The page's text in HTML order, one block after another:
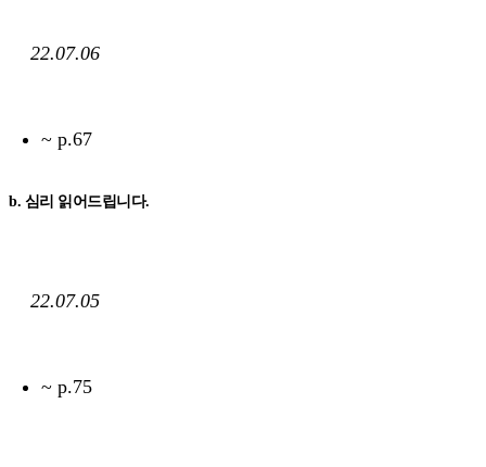
22.07.06
~ p.67
b. 심리 읽어드립니다.
22.07.05
~ p.75